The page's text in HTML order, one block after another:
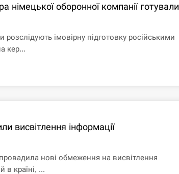
німецької оборонної компанії готували
розслідують імовірну підготовку російськими
кер...
висвітлення інформації
нові обмеження на висвітлення
в країні, ...